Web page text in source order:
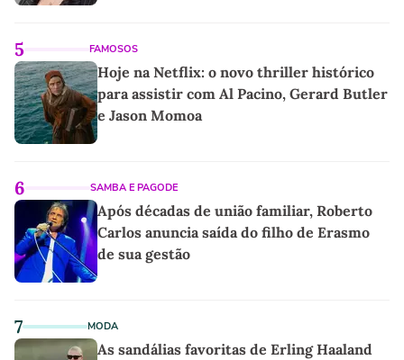
5 FAMOSOS
Hoje na Netflix: o novo thriller histórico
para assistir com Al Pacino, Gerard Butler
e Jason Momoa
6 SAMBA E PAGODE
Após décadas de união familiar, Roberto
Carlos anuncia saída do filho de Erasmo
de sua gestão
7 MODA
As sandálias favoritas de Erling Haaland